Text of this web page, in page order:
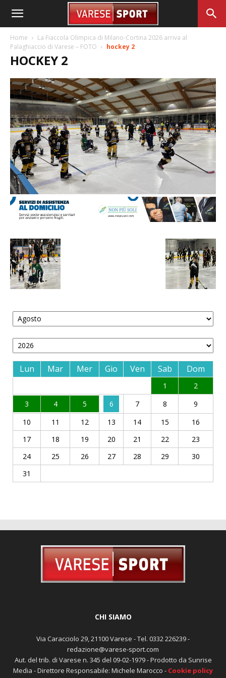
Home
La Fiaccola Olimpica di Milano-Cortina 2026 arriva al
Palaghiaccio di Varese – FOTO
hockey 2
HOCKEY 2
Lun Mar Mer Gio Ven Sab Dom
1
2
3
4 5 6 7 8
9
10
11 12 13 14 15
16
17
18 19 20 21 22
23
24
25 26 27 28 29
30
31
CHI SIAMO
Via Caracciolo 29, 21100 Varese - Tel. 0332 226239 -
redazione@varese-sport.com
Aut. del trib. di Varese n. 345 del 09-02-1979 - Prodotto da Sunrise
Media - Direttore Responsabile: Michele Marocco - Cookie policy